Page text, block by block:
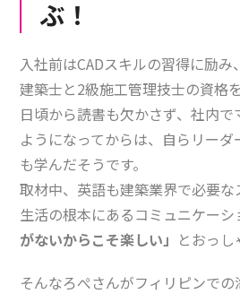
ぶ！
入社前はCADスキルの習得に励
建築士と2級施工管理技士の資格を
日頃から読書も欠かさず、社内
ようになってからは、自らリー
も学んだそうです。
取材中、英語も建築業界で必要
生活の根本にあるコミュニケーシ
がないからこそ楽しい」 とおっし
そんなろぺさんがフィリピンで